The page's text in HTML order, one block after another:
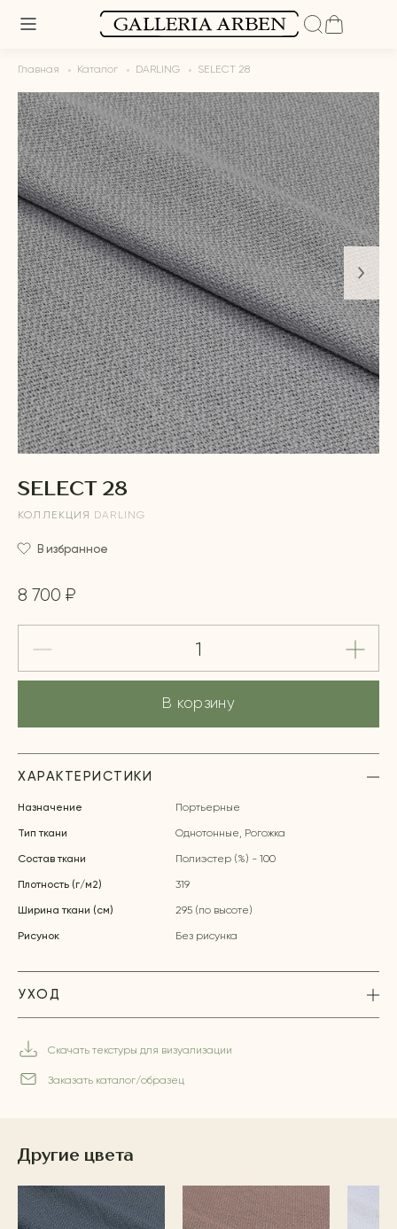
Главная Каталог DARLING SELECT 28
SELECT 28
КОЛЛЕКЦИЯ DARLING
В избранное
8 700 ₽
В корзину
ХАРАКТЕРИСТИКИ
Назначение Портьерные
Тип ткани Однотонные, Рогожка
Состав ткани Полиэстер (%) - 100
Плотность (г/м2) 319
Ширина ткани (см) 295 (по высоте)
Рисунок Без рисунка
УХОД
Скачать текстуры для визуализации
Заказать каталог/образец
Другие цвета